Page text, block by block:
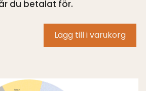
du betalat för.
mängd
Lägg till i varukorg